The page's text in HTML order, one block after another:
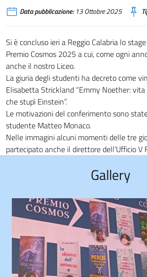
Data pubblicazione:13 Ottobre 2025
Si è concluso ieri a Reggio Calabria lo
Premio Cosmos 2025 a cui, come ogni
anche il nostro Liceo.
La giuria degli studenti ha decreto come
Elisabetta Strickland “Emmy Noether:
che stupì Einstein”.
Le motivazioni del conferimento sono
studente Matteo Monaco.
Nelle immagini alcuni momenti delle tre
partecipato anche il direttore dell’Ufficio V
Gallery